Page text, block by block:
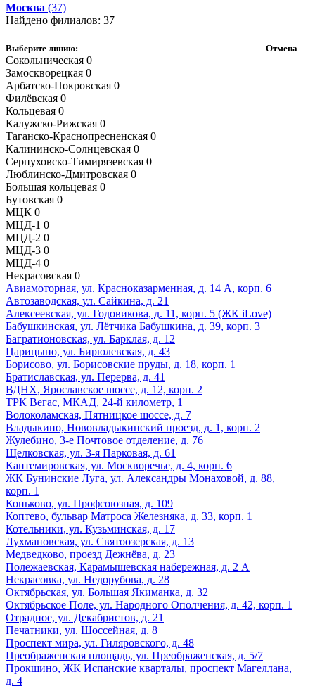
Москва (37)
Найдено филиалов: 37
Выберите линию: Отмена
Сокольническая 0
Замоскворецкая 0
Арбатско-Покровская 0
Филёвская 0
Кольцевая 0
Калужско-Рижская 0
Таганско-Краснопресненская 0
Калининско-Солнцевская 0
Серпуховско-Тимирязевская 0
Люблинско-Дмитровская 0
Большая кольцевая 0
Бутовская 0
МЦК 0
МЦД-1 0
МЦД-2 0
МЦД-3 0
МЦД-4 0
Некрасовская 0
Авиамоторная, ул. Красноказарменная, д. 14 А, корп. 6
Автозаводская, ул. Сайкина, д. 21
Алексеевская, ул. Годовикова, д. 11, корп. 5 (ЖК iLove)
Бабушкинская, ул. Лётчика Бабушкина, д. 39, корп. 3
Багратионовская, ул. Барклая, д. 12
Царицыно, ул. Бирюлевская, д. 43
Борисово, ул. Борисовские пруды, д. 18, корп. 1
Братиславская, ул. Перерва, д. 41
ВДНХ, Ярославское шоссе, д. 12, корп. 2
ТРК Вегас, МКАД, 24-й километр, 1
Волоколамская, Пятницкое шоссе, д. 7
Владыкино, Нововладыкинский проезд, д. 1, корп. 2
Жулебино, 3-е Почтовое отделение, д. 76
Щелковская, ул. 3-я Парковая, д. 61
Кантемировская, ул. Москворечье, д. 4, корп. 6
ЖК Бунинские Луга, ул. Александры Монаховой, д. 88,
корп. 1
Коньково, ул. Профсоюзная, д. 109
Коптево, бульвар Матроса Железняка, д. 33, корп. 1
Котельники, ул. Кузьминская, д. 17
Лухмановская, ул. Святоозерская, д. 13
Медведково, проезд Дежнёва, д. 23
Полежаевская, Карамышевская набережная, д. 2 А
Некрасовка, ул. Недорубова, д. 28
Октябрьская, ул. Большая Якиманка, д. 32
Октябрьское Поле, ул. Народного Ополчения, д. 42, корп. 1
Отрадное, ул. Декабристов, д. 21
Печатники, ул. Шоссейная, д. 8
Проспект мира, ул. Гиляровского, д. 48
Преображенская площадь, ул. Преображенская, д. 5/7
Прокшино, ЖК Испанские кварталы, проспект Магеллана,
д. 4